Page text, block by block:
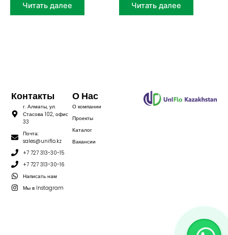
Читать далее Читать далее
О Нас
О компании
Проекты
Каталог
Вакансии
Контакты
г. Алматы, ул.
Стасова 102, офис
33
Почта:
sales@uniflo.kz
+7 727 313-30-15
+7 727 313-30-16
Написать нам
Мы в Instagram